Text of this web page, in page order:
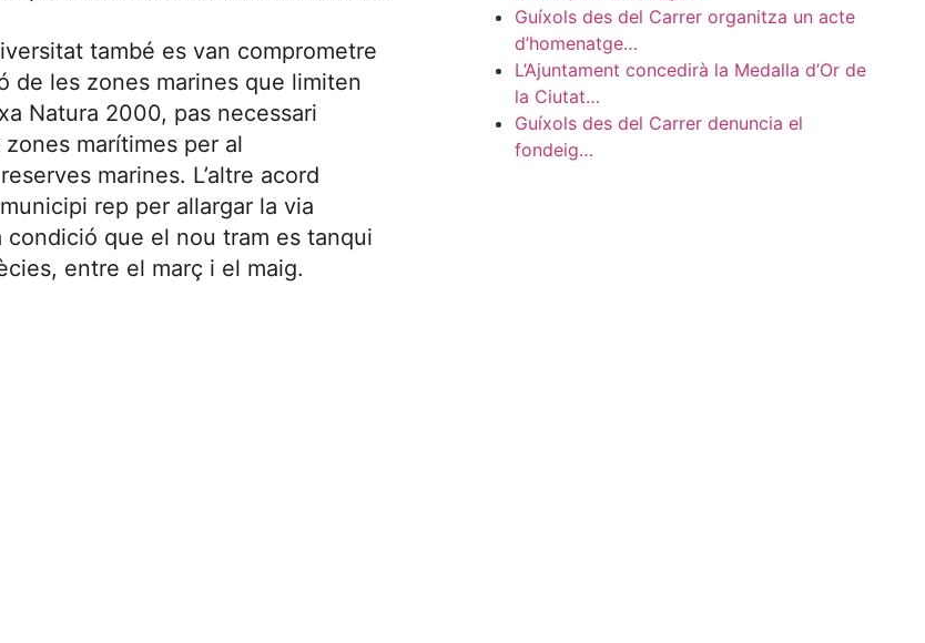
també es van comprometre
de les zones marines que limiten
Natura 2000, pas necessari
marítimes per al
marines. L’altre acord
rep per allargar la via
condició que el nou tram es tanqui
entre el març i el maig.
Guíxols des del Carrer organitza un acte
d’homenatge…
L’Ajuntament concedirà la Medalla d’Or de
la Ciutat…
Guíxols des del Carrer denuncia el
fondeig…